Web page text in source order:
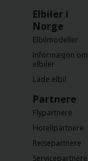
Elbiler i
Norge
Elbilmodeller
Informasjon om
elbiler
Lade elbil
Partnere
Flypartnere
Hotellpartnere
Reisepartnere
Servicepartnere